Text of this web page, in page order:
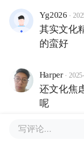
Yg2026 ·
其实文化
的蛮好
Harper ·
还文化焦
呢
写评论...